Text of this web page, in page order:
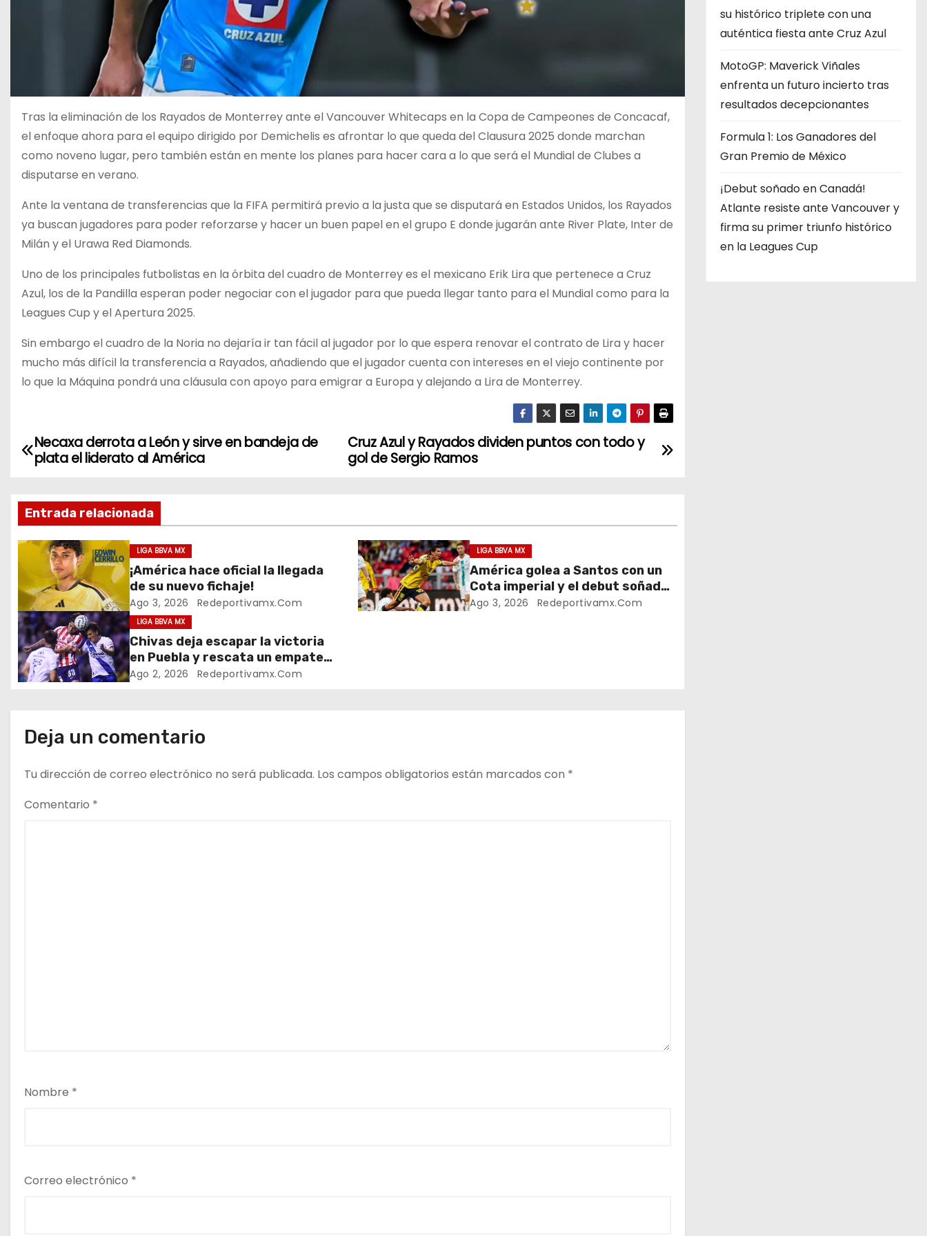
Tras la eliminación de los Rayados de Monterrey ante el Vancouver Whitecaps en la Copa de Campeones de Concacaf,
el enfoque ahora para el equipo dirigido por Demichelis es afrontar lo que queda del Clausura 2025 donde marchan
como noveno lugar, pero también están en mente los planes para hacer cara a lo que será el Mundial de Clubes a
disputarse en verano.
Ante la ventana de transferencias que la FIFA permitirá previo a la justa que se disputará en Estados Unidos, los Rayados
ya buscan jugadores para poder reforzarse y hacer un buen papel en el grupo E donde jugarán ante River Plate, Inter de
Milán y el Urawa Red Diamonds.
Uno de los principales futbolistas en la órbita del cuadro de Monterrey es el mexicano Erik Lira que pertenece a Cruz
Azul, los de la Pandilla esperan poder negociar con el jugador para que pueda llegar tanto para el Mundial como para la
Leagues Cup y el Apertura 2025.
Sin embargo el cuadro de la Noria no dejaría ir tan fácil al jugador por lo que espera renovar el contrato de Lira y hacer
mucho más difícil la transferencia a Rayados, añadiendo que el jugador cuenta con intereses en el viejo continente por
lo que la Máquina pondrá una cláusula con apoyo para emigrar a Europa y alejando a Lira de Monterrey.
N
v
e
g
a
c
i
ó
d
e
e
Cruz Azul y Rayados dividen puntos con todo y
gol de Sergio Ramos
Necaxa derrota a León y sirve en bandeja de
plata el liderato al América
Entrada relacionada
LIGA BBVA MX
¡América hace oficial la llegada
de su nuevo fichaje!
Ago 3, 2026 Redeportivamx.com
LIGA BBVA MX
América golea a Santos con un
Cota imperial y el debut soñado
de su cantera
Ago 3, 2026 Redeportivamx.com
LIGA BBVA MX
Chivas deja escapar la victoria
en Puebla y rescata un empate
en el Cuauhtémoc
Ago 2, 2026 Redeportivamx.com
Deja un comentario
Tu dirección de correo electrónico no será publicada. Los campos obligatorios están marcados con *
Comentario *
Nombre *
Correo electrónico *
su histórico triplete con una
auténtica fiesta ante Cruz Azul
MotoGP: Maverick Viñales
enfrenta un futuro incierto tras
resultados decepcionantes
Formula 1: Los Ganadores del
Gran Premio de México
¡Debut soñado en Canadá!
Atlante resiste ante Vancouver y
firma su primer triunfo histórico
en la Leagues Cup